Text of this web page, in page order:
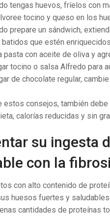
tengas huevos, fríelos con
tocino y queso en los
prepare un sándwich,
batidos que estén
pasta con aceite de oliva y
tocino o salsa Alfredo para
de chocolate regular,
estos consejos, también
calorías reducidas y sin
su ingesta
con la
con alto contenido de
huesos fuertes y
cantidades de proteínas